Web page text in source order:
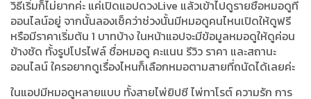
วิธีเริ่มก็ไม่ยากค่ะ แค่เปิดแอปดวงLive แล้วเข้าไปดูรายชื่อหมอดูที่
ออนไลน์อยู่ จากนั้นลองเช็คว่าช่วงนั้นมีหมอดูคนไหนเปิดให้ดูฟรี
หรือมีราคาเริ่มต้น 1 บาทบ้าง ในหน้าแอปจะมีข้อมูลหมอดูให้ดูค่อน
ข้างชัด ทั้งรูปโปรไฟล์ ชื่อหมอดู คะแนน รีวิว ราคา และสถานะ
ออนไลน์ ใครอยากดูเรื่องไหนก็เลือกหมอตามสายที่ถนัดได้เลยค่ะ
ในแอปมีหมอดูหลายแบบ ทั้งสายไพ่ยิปซี ไพ่ทาโรต์ ความรัก การ